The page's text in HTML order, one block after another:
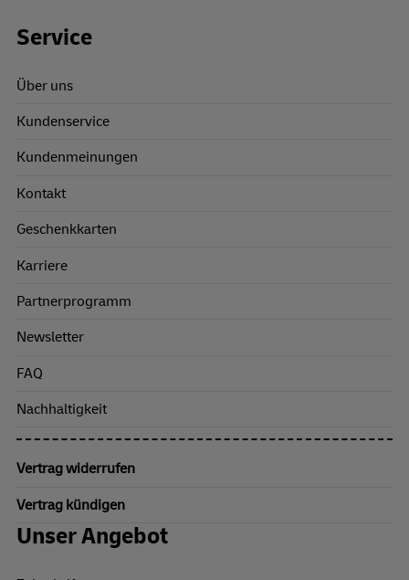
Footer Links
Service
Über uns
Kundenservice
Kundenmeinungen
Kontakt
Geschenkkarten
Karriere
Partnerprogramm
Newsletter
FAQ
Nachhaltigkeit
Vertrag widerrufen
Vertrag kündigen
Unser Angebot